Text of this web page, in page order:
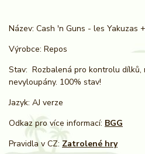
Název: Cash 'n Guns - les Yakuzas
Výrobce: Repos
Stav: Rozbalená pro kontrolu
nevyloupány. 100% stav!
Jazyk: AJ verze
Odkaz pro více informací: BGG
Pravidla v CZ: Zatrolené hry